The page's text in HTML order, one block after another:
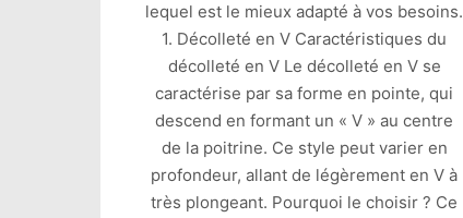
lequel est le mieux adapté à vos besoins.
1. Décolleté en V Caractéristiques du
décolleté en V Le décolleté en V se
caractérise par sa forme en pointe, qui
descend en formant un « V » au centre
de la poitrine. Ce style peut varier en
profondeur, allant de légèrement en V à
très plongeant. Pourquoi le choisir ? Ce